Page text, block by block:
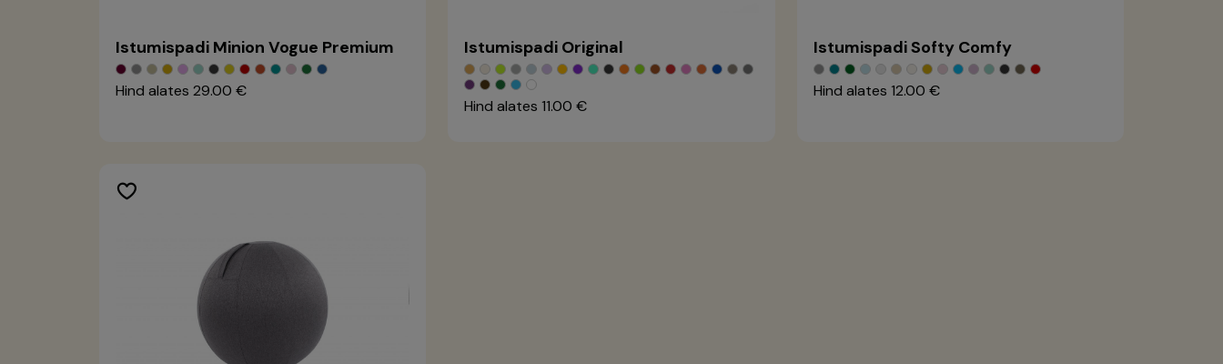
Istumispadi Minion Vogue Premium
Hind alates 29.00 €
Istumispadi Original
Hind alates11.00 €
Istumispadi Softy Comfy
Hind alates 12.00 €